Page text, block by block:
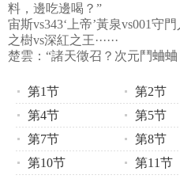
料，邊吃邊喝？”
宙斯vs343‘上帝’黃泉vs001守
之樹vs深紅之王······
楚雲：“諸天徵召？次元鬥蛐蛐
第1节 第2节
第4节
第5节
第7节
第8节
第10节
第11节